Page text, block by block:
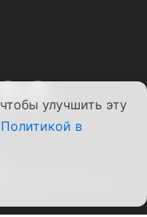
улучшить эту
Политикой в